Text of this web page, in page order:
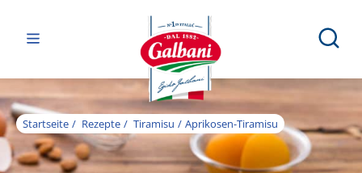
Startseite Rezepte Tiramisu Aprikosen-Tiramisu